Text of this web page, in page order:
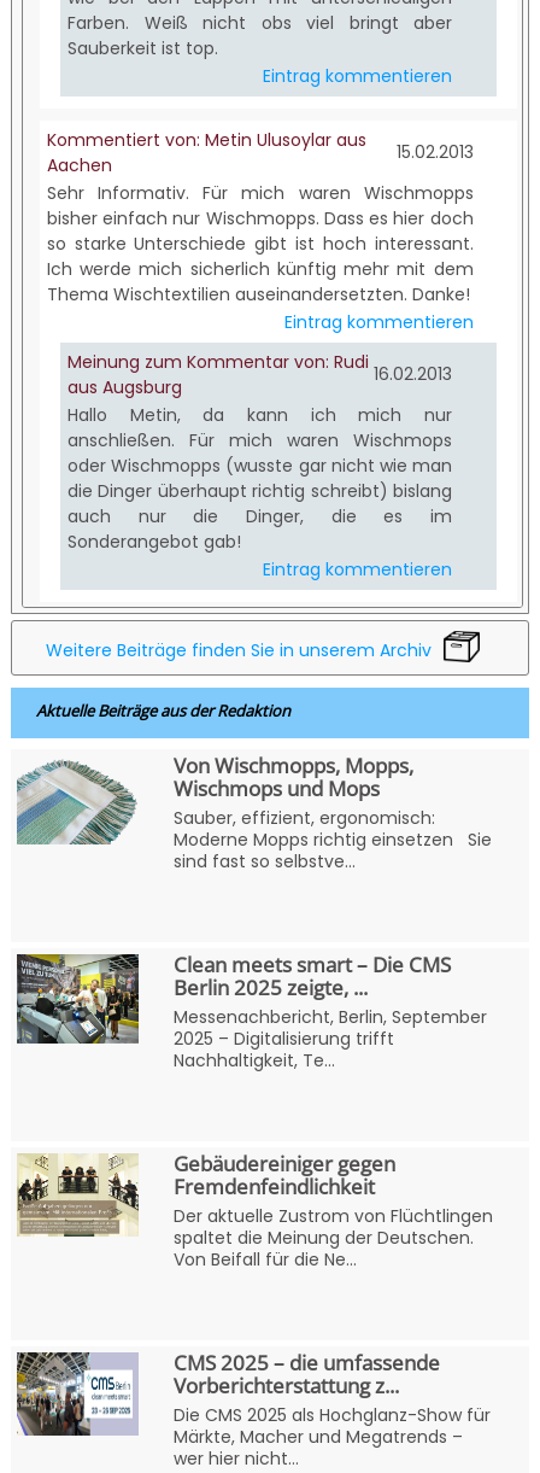
Farben. Weiß nicht obs viel bringt aber
Sauberkeit ist top.
Eintrag kommentieren
Kommentiert von: Metin Ulusoylar aus
Aachen
15.02.2013
Sehr Informativ. Für mich waren Wischmopps
bisher einfach nur Wischmopps. Dass es hier doch
so starke Unterschiede gibt ist hoch interessant.
Ich werde mich sicherlich künftig mehr mit dem
Thema Wischtextilien auseinandersetzten. Danke!
Eintrag kommentieren
Meinung zum Kommentar von: Rudi
aus Augsburg
16.02.2013
Hallo Metin, da kann ich mich nur
anschließen. Für mich waren Wischmops
oder Wischmopps (wusste gar nicht wie man
die Dinger überhaupt richtig schreibt) bislang
auch nur die Dinger, die es im
Sonderangebot gab!
Eintrag kommentieren
Weitere Beiträge finden Sie in unserem Archiv
Aktuelle Beiträge aus der Redaktion
Von Wischmopps, Mopps,
Wischmops und Mops
Sauber, effizient, ergonomisch:
Moderne Mopps richtig einsetzen Sie
sind fast so selbstve...
Clean meets smart – Die CMS
Berlin 2025 zeigte, ...
Messenachbericht, Berlin, September
2025 – Digitalisierung trifft
Nachhaltigkeit, Te...
Gebäudereiniger gegen
Fremdenfeindlichkeit
Der aktuelle Zustrom von Flüchtlingen
spaltet die Meinung der Deutschen.
Von Beifall für die Ne...
CMS 2025 – die umfassende
Vorberichterstattung z...
Die CMS 2025 als Hochglanz-Show für
Märkte, Macher und Megatrends –
wer hier nicht...